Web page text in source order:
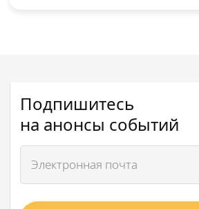
Подпишитесь
на анонсы событий